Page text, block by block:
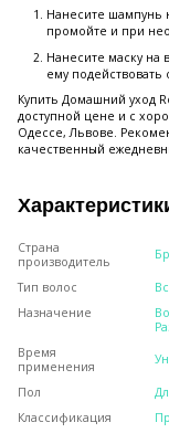
Нанесите шампунь
промойте и при
Нанесите маску на
ему подействовать
Купить Домашний уход
доступной цене и с
Одессе, Львове.
качественный
Страна
производитель
Тип волос
Назначение
Время
применения
Пол
Классификация